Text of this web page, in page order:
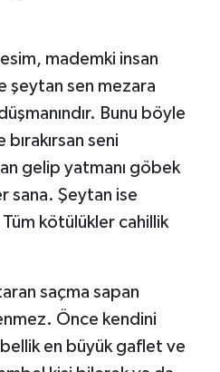
mademki insan
şeytan sen mezara
Bunu böyle
seni
gelip yatmanı göbek
sana. Şeytan ise
kötülükler cahillik
saçma sapan
Önce kendini
en büyük gaflet ve